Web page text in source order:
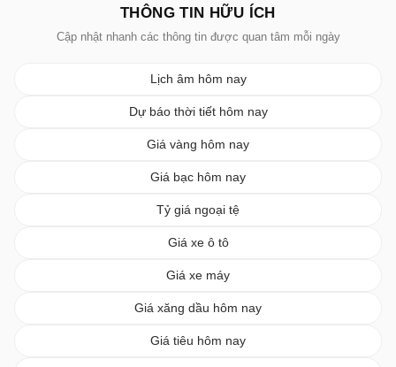
THÔNG TIN HỮU ÍCH
Cập nhật nhanh các thông tin được quan tâm mỗi ngày
Lịch âm hôm nay
Dự báo thời tiết hôm nay
Giá vàng hôm nay
Giá bạc hôm nay
Tỷ giá ngoại tệ
Giá xe ô tô
Giá xe máy
Giá xăng dầu hôm nay
Giá tiêu hôm nay